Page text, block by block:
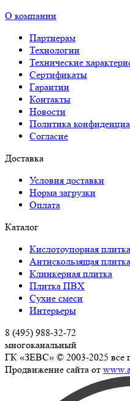
О компании
Партнерам
Технологии
Технические
Сертификаты
Гарантии
Контакты
Новости
Политика
Согласие
Доставка
Условия доставки
Норма загрузки
Оплата
Каталог
Кислотоупорная плитка
Антискользящая плитка
Клинкерная плитка
Плитка ПВХ
Сухие смеси
Интерьеры
8 (495) 988-32-72
многоканальный
ГК «ЗЕВС» © 2003-2025 все
Продвижение сайта от